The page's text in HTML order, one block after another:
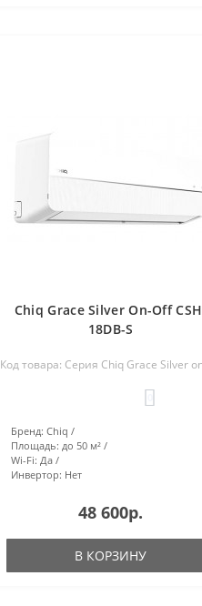
Chiq Grace Silver On-Off
18DB-S
Код товара: Серия Chiq Grace Silver
Бренд: Chiq
Площадь: до 50 м²
Wi-Fi: Да
Инвертор: Нет
48 600р.
В КОРЗИНУ